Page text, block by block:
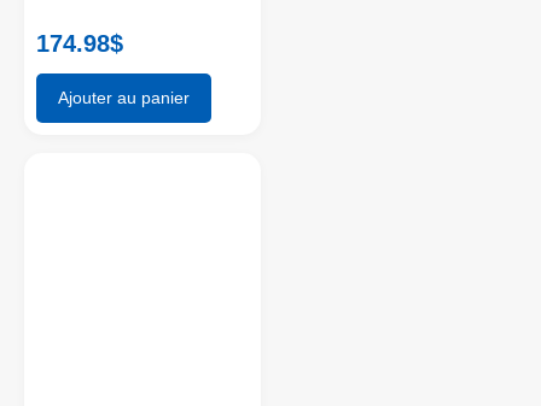
174.98$
Ajouter au panier